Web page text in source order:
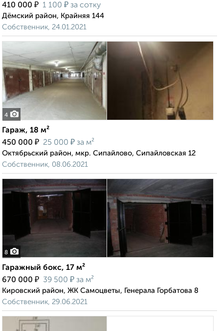
410 000 ₽ 1 100 ₽ за сотку
Дёмский район, Крайняя 144
Собственник, 24.01.2021
4
Гараж, 18 м²
450 000 ₽ 25 000 ₽ за м²
Октябрьский район, мкр. Сипайлово, Сипайловская 12
Собственник, 08.06.2021
8
Гаражный бокс, 17 м²
670 000 ₽ 39 500 ₽ за м²
Кировский район, ЖК Самоцветы, Генерала Горбатова 8
Собственник, 29.06.2021